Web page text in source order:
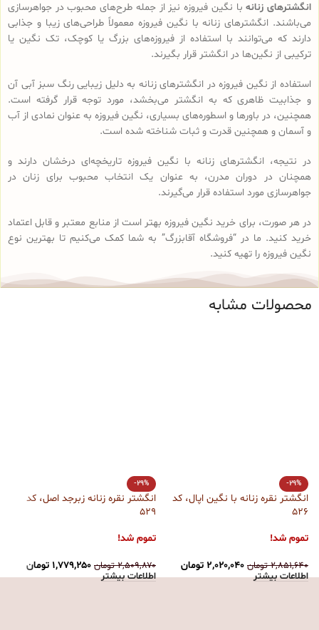
انگشترهای زنانهبا نگین فیروزه نیز از جمله طرح‌های محبوب در جواهرسازی
می‌باشند. انگشترهای زنانه با نگین فیروزه معمولاً طراحی‌های زیبا و جذابی
دارند که می‌توانند با استفاده از فیروزه‌های بزرگ یا کوچک، تک نگین یا
ترکیبی از نگین‌ها در انگشتر قرار بگیرند.
استفاده از نگین فیروزه در انگشترهای زنانه به دلیل زیبایی رنگ سبز آبی آن
و جذابیت ظاهری که به انگشتر می‌بخشد، مورد توجه قرار گرفته است.
همچنین، در باورها و اسطوره‌های بسیاری، نگین فیروزه به عنوان نمادی از آب
و آسمان و همچنین قدرت و ثبات شناخته شده است.
در نتیجه، انگشترهای زنانه با نگین فیروزه تاریخچه‌ای درخشان دارند و
همچنان در دوران مدرن، به عنوان یک انتخاب محبوب برای زنان در
جواهرسازی مورد استفاده قرار می‌گیرند.
در هر صورت، برای خرید نگین فیروزه بهتر است از منابع معتبر و قابل اعتماد
خرید کنید. ما در “فروشگاه آقابزرگ” به شما کمک می‌کنیم تا بهترین نوع
نگین فیروزه را تهیه کنید.
محصولات مشابه
-29%
انگشتر نقره زنانه با نگین اپال، کد
526
تموم شد!
۲,۸۵۱,۶۴۰ تومان ۲,۰۲۰,۰۴۰ تومان
اطلاعات بیشتر
-29%
انگشتر نقره زنانه زبرجد اصل، کد
529
تموم شد!
۲,۵۰۹,۸۷۰ تومان ۱,۷۷۹,۲۵۰ تومان
اطلاعات بیشتر